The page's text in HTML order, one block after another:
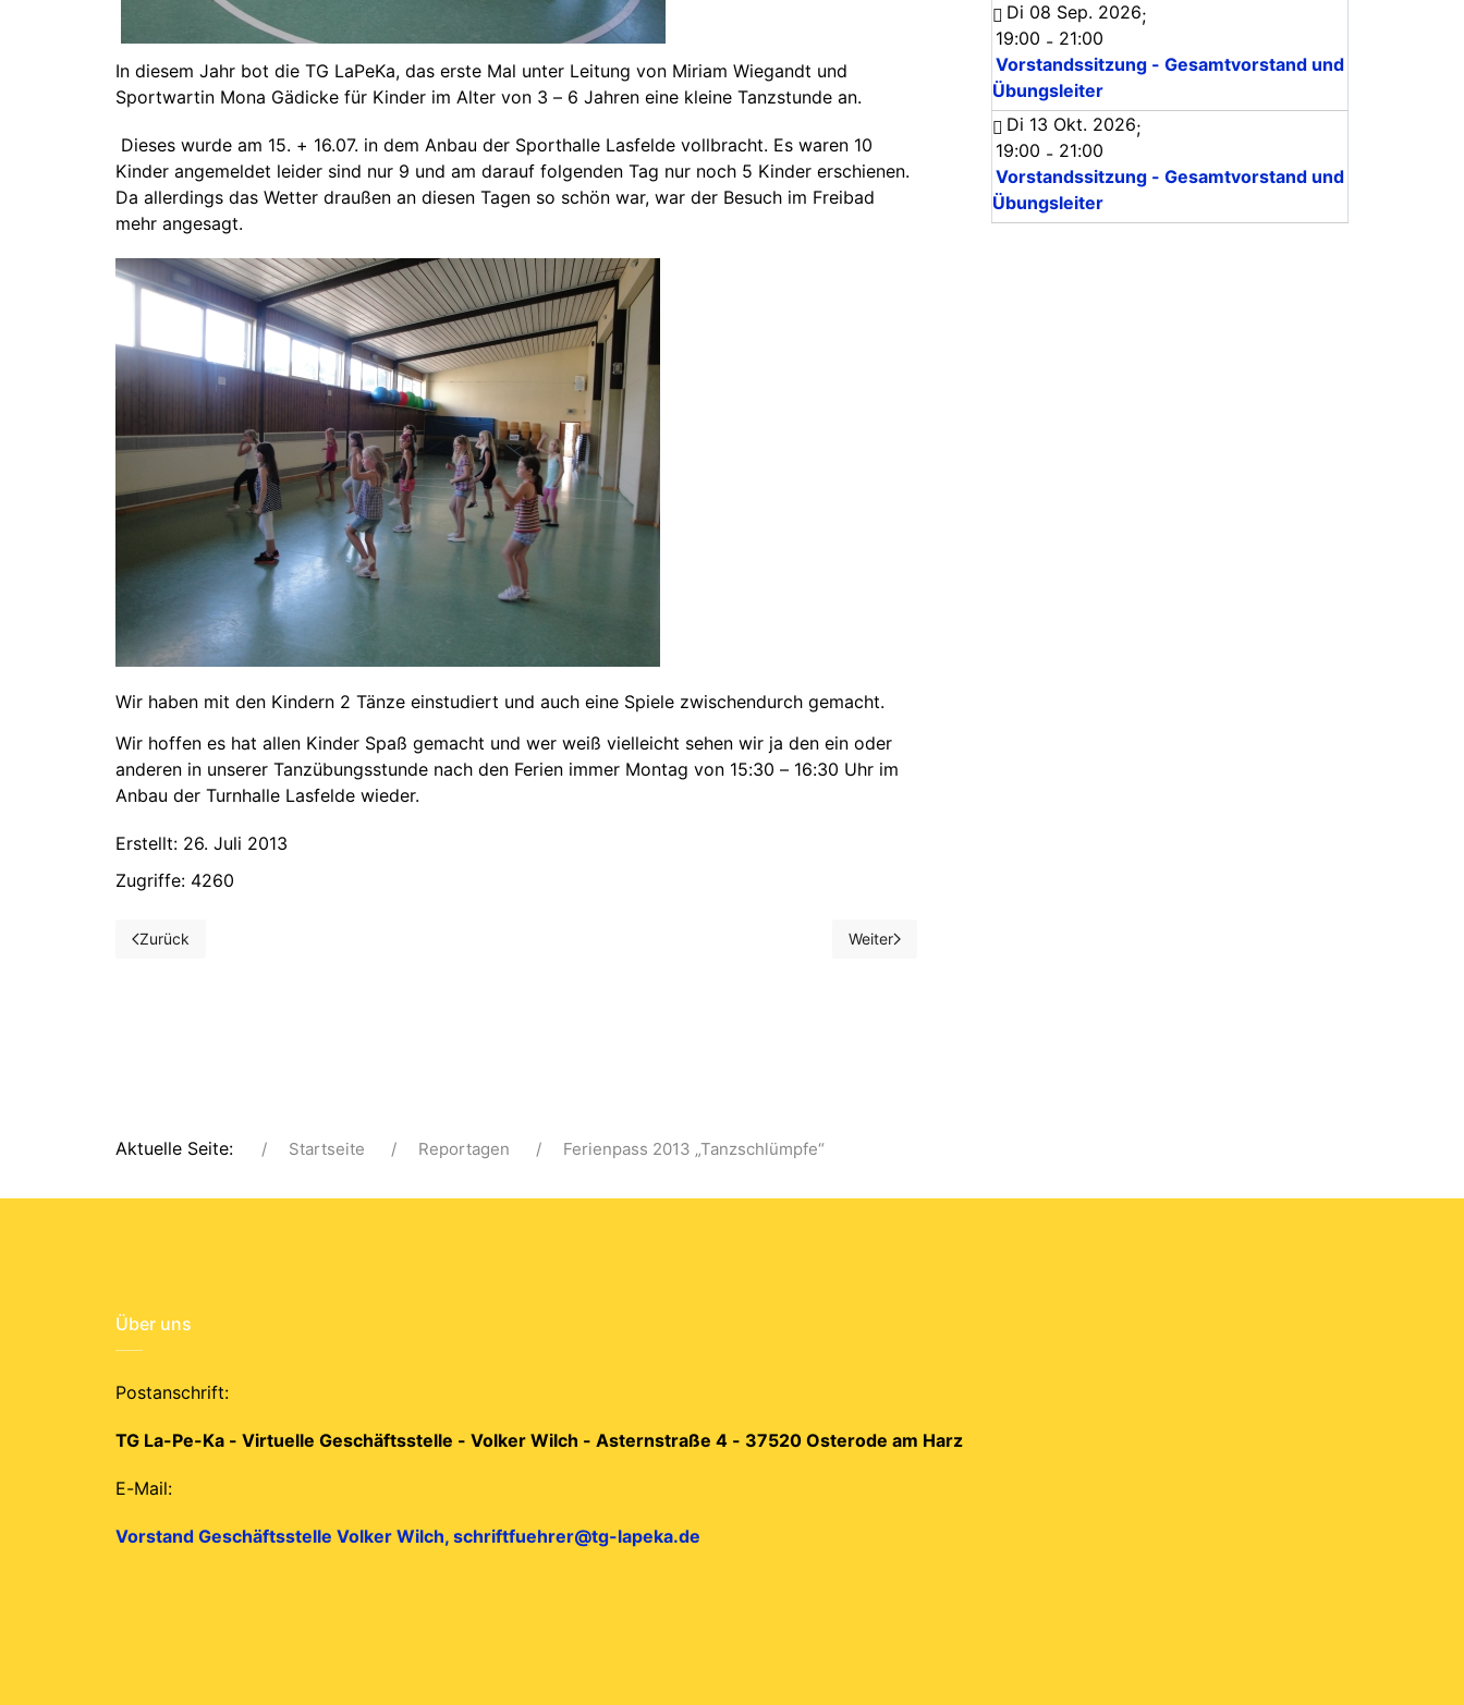
In diesem Jahr bot die TG LaPeKa, das erste Mal unter Leitung von Miriam Wiegandt und
Sportwartin Mona Gädicke für Kinder im Alter von 3 – 6 Jahren eine kleine Tanzstunde an.
Dieses wurde am 15. + 16.07. in dem Anbau der Sporthalle Lasfelde vollbracht. Es waren 10
Kinder angemeldet leider sind nur 9 und am darauf folgenden Tag nur noch 5 Kinder erschienen.
Da allerdings das Wetter draußen an diesen Tagen so schön war, war der Besuch im Freibad
mehr angesagt.
Wir haben mit den Kindern 2 Tänze einstudiert und auch eine Spiele zwischendurch gemacht.
Wir hoffen es hat allen Kinder Spaß gemacht und wer weiß vielleicht sehen wir ja den ein oder
anderen in unserer Tanzübungsstunde nach den Ferien immer Montag von 15:30 – 16:30 Uhr im
Anbau der Turnhalle Lasfelde wieder.
Erstellt: 26. Juli 2013
Zugriffe: 4260
Vorheriger Beitrag: Ferienpass 2013 - Nachtwanderung zum Brocken
Zurück Nächster Beitrag: Mountainbikeerlebnistage mit der TG La-Pe-Ka
Weiter
Di 08 Sep. 2026;
19:00 - 21:00
Vorstandssitzung - Gesamtvorstand und
Übungsleiter
Di 13 Okt. 2026;
19:00 - 21:00
Vorstandssitzung - Gesamtvorstand und
Übungsleiter
Aktuelle Seite: Startseite Reportagen Ferienpass 2013 „Tanzschlümpfe“
Über uns
Postanschrift:
TG La-Pe-Ka - Virtuelle Geschäftsstelle - Volker Wilch - Asternstraße 4 - 37520 Osterode am Harz
E-Mail:
Vorstand Geschäftsstelle Volker Wilch, schriftfuehrer@tg-lapeka.de